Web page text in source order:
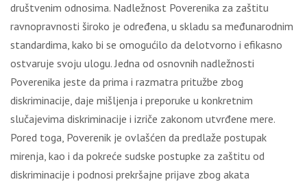
društvenim odnosima. Nadležnost Poverenika za zaštitu
ravnopravnosti široko je određena, u skladu sa međunarodnim
standardima, kako bi se omogućilo da delotvorno i efikasno
ostvaruje svoju ulogu. Jedna od osnovnih nadležnosti
Poverenika jeste da prima i razmatra pritužbe zbog
diskriminacije, daje mišljenja i preporuke u konkretnim
slučajevima diskriminacije i izriče zakonom utvrđene mere.
Pored toga, Poverenik je ovlašćen da predlaže postupak
mirenja, kao i da pokreće sudske postupke za zaštitu od
diskriminacije i podnosi prekršajne prijave zbog akata